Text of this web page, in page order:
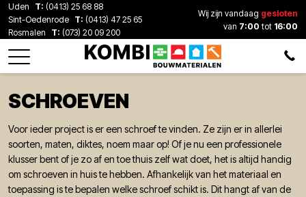
Uden T: (0413) 25 68 88
Sint-Oedenrode T: (0413) 47 25 65
Rosmalen
T: (073) 20 09 200
Wij zijn vandaag gesloten
van 7:00 tot 16:00
SCHROEVEN
Voor ieder project is er een schroef te vinden. Ze zijn er in allerlei
soorten, maten, diktes, noem maar op! Of je nu een professionele
klusser bent of je zo af en toe thuis zelf wat doet, het is altijd handig
om schroeven in huis te hebben. Afhankelijk van het materiaal en
toepassing is te bepalen welke schroef schikt is. Dit hangt af van de